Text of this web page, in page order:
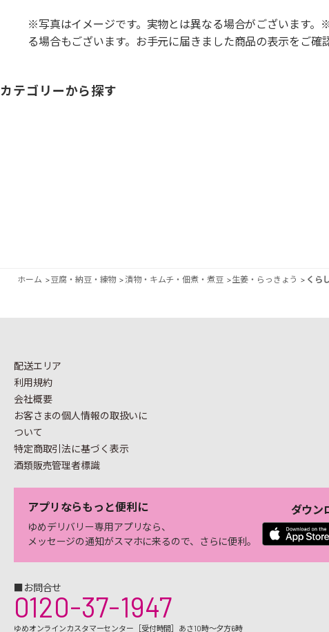
※写真はイメージです。実物とは異なる場合がございます
る場合もございます。お手元に届きました商品の表示をご確
カテゴリーから探す
ホーム >豆腐・納豆・練物 > 漬物・キムチ・佃煮・煮豆 >生姜・らっきょう > くら
配送エリア
利用規約
会社概要
お客さまの個人情報の取扱いに
ついて
特定商取引法に基づく表示
酒類販売管理者標識
アプリならもっと便利に
ゆめデリバリー専用アプリなら、
メッセージの通知がスマホに来るので、さらに便利。
ダウン
■お問合せ
0120-37-1947
ゆめオンラインカスタマーセンター［受付時間］あさ10時～夕方6時